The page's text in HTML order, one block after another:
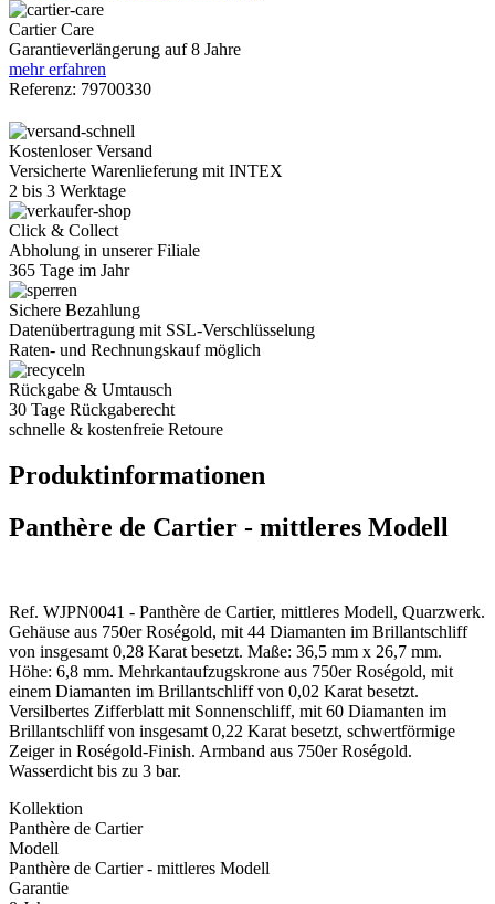
Cartier Care
Garantieverlängerung auf 8 Jahre
mehr erfahren
Referenz: 79700330
Kostenloser Versand
Versicherte Warenlieferung mit INTEX
2 bis 3 Werktage
Click & Collect
Abholung in unserer Filiale
365 Tage im Jahr
Sichere Bezahlung
Datenübertragung mit SSL-Verschlüsselung
Raten- und Rechnungskauf möglich
Rückgabe & Umtausch
30 Tage Rückgaberecht
schnelle & kostenfreie Retoure
Produktinformationen
Panthère de Cartier - mittleres Modell
Ref. WJPN0041 - Panthère de Cartier, mittleres Modell, Quarzwerk.
Gehäuse aus 750er Roségold, mit 44 Diamanten im Brillantschliff
von insgesamt 0,28 Karat besetzt. Maße: 36,5 mm x 26,7 mm.
Höhe: 6,8 mm. Mehrkantaufzugskrone aus 750er Roségold, mit
einem Diamanten im Brillantschliff von 0,02 Karat besetzt.
Versilbertes Zifferblatt mit Sonnenschliff, mit 60 Diamanten im
Brillantschliff von insgesamt 0,22 Karat besetzt, schwertförmige
Zeiger in Roségold-Finish. Armband aus 750er Roségold.
Wasserdicht bis zu 3 bar.
Kollektion
Panthère de Cartier
Modell
Panthère de Cartier - mittleres Modell
Garantie